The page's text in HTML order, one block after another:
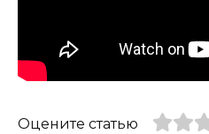
Оцените статью